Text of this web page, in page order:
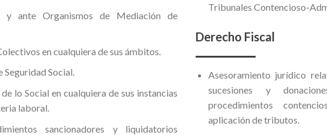
y ante Organismos de Mediación de
en cualquiera de sus ámbitos.
Seguridad Social.
lo Social en cualquiera de sus instancias
laboral.
sancionadores y liquidatorios
Tribunales Contencioso-
Derecho Fiscal
Asesoramiento jurídico
sucesiones y
procedimientos
aplicación de tributos.